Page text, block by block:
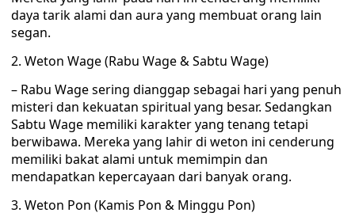
daya tarik alami dan aura yang membuat orang lain
segan.
2. Weton Wage (Rabu Wage & Sabtu Wage)
– Rabu Wage sering dianggap sebagai hari yang penuh
misteri dan kekuatan spiritual yang besar. Sedangkan
Sabtu Wage memiliki karakter yang tenang tetapi
berwibawa. Mereka yang lahir di weton ini cenderung
memiliki bakat alami untuk memimpin dan
mendapatkan kepercayaan dari banyak orang.
3. Weton Pon (Kamis Pon & Minggu Pon)